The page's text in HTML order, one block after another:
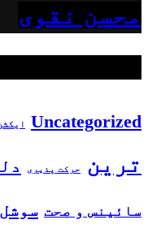
محسن نقوی
Uncategorized
ترین
حرکت پذیری
سائینس و صحت